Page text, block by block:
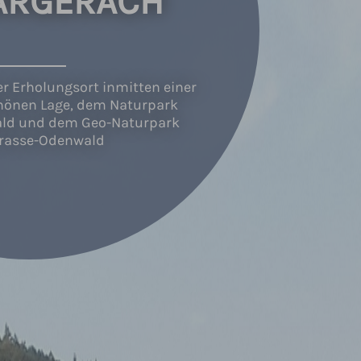
Erholungsort inmitten einer
Lage, dem Naturpark
und dem Geo-Naturpark
Odenwald